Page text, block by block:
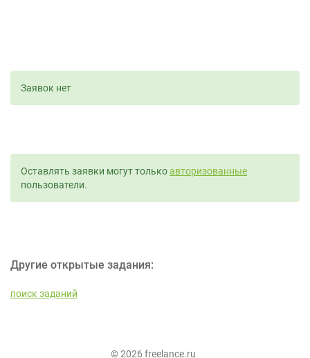
Заявок нет
Оставлять заявки могут толькоавторизованные
пользователи.
Другие открытые задания:
поиск заданий
© 2026 freelance.ru